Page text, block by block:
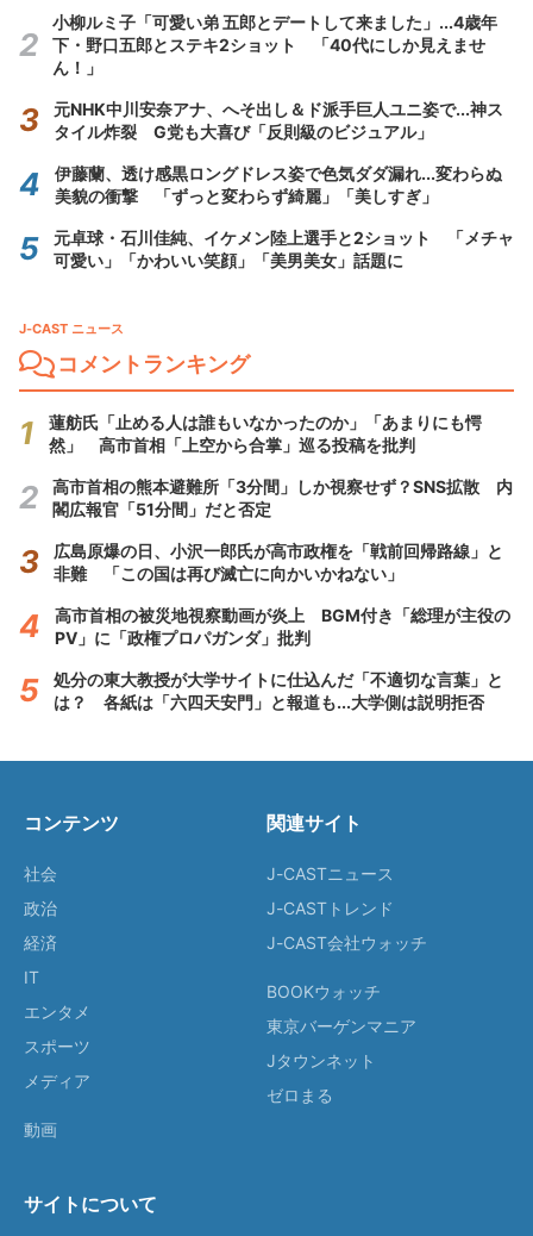
小柳ルミ子「可愛い弟 五郎とデートして来ました」...4歳年
下・野口五郎とステキ2ショット 「40代にしか見えませ
ん！」
元NHK中川安奈アナ、へそ出し＆ド派手巨人ユニ姿で...神ス
タイル炸裂 G党も大喜び「反則級のビジュアル」
伊藤蘭、透け感黒ロングドレス姿で色気ダダ漏れ...変わらぬ
美貌の衝撃 「ずっと変わらず綺麗」「美しすぎ」
元卓球・石川佳純、イケメン陸上選手と2ショット 「メチャ
可愛い」「かわいい笑顔」「美男美女」話題に
J-CAST ニュース
コメントランキング
蓮舫氏「止める人は誰もいなかったのか」「あまりにも愕
然」 高市首相「上空から合掌」巡る投稿を批判
高市首相の熊本避難所「3分間」しか視察せず？SNS拡散 内
閣広報官「51分間」だと否定
広島原爆の日、小沢一郎氏が高市政権を「戦前回帰路線」と
非難 「この国は再び滅亡に向かいかねない」
高市首相の被災地視察動画が炎上 BGM付き「総理が主役の
PV」に「政権プロパガンダ」批判
処分の東大教授が大学サイトに仕込んだ「不適切な言葉」と
は？ 各紙は「六四天安門」と報道も...大学側は説明拒否
コンテンツ
社会
政治
経済
IT
エンタメ
スポーツ
メディア
動画
関連サイト
J-CASTニュース
J-CASTトレンド
J-CAST会社ウォッチ
BOOKウォッチ
東京バーゲンマニア
Jタウンネット
ゼロまる
サイトについて